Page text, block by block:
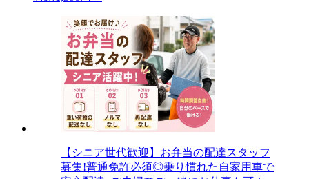
【シニア世代歓迎】お弁当の配達スタッフ
募集!普通免許必須◎乗り慣れた自家用車で